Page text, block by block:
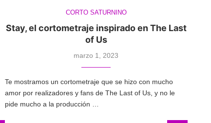
CORTO SATURNINO
Stay, el cortometraje inspirado en The Last
of Us
marzo 1, 2023
Te mostramos un cortometraje que se hizo con mucho
amor por realizadores y fans de The Last of Us, y no le
pide mucho a la producción …